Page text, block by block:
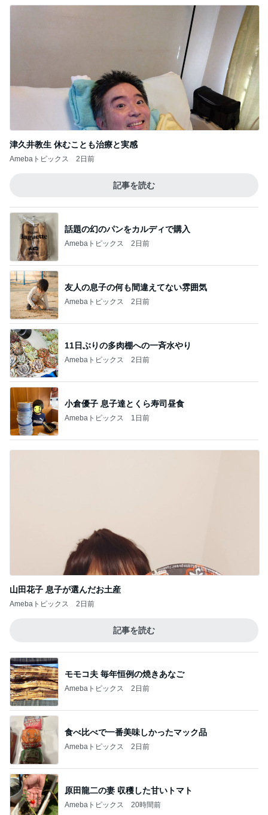
津久井教生 休むことも治療と実感
Amebaトピックス 2日前
記事を読む
話題の幻のパンをカルディで購入
Amebaトピックス 2日前
友人の息子の何も間違えてない雰囲気
Amebaトピックス 2日前
11日ぶりの多肉棚への一斉水やり
Amebaトピックス 2日前
小倉優子 息子達とくら寿司昼食
Amebaトピックス 1日前
山田花子 息子が選んだお土産
Amebaトピックス 2日前
記事を読む
モモコ夫 毎年恒例の焼きあなご
Amebaトピックス 2日前
食べ比べで一番美味しかったマック品
Amebaトピックス 2日前
原田龍二の妻 収穫した甘いトマト
Amebaトピックス 20時間前